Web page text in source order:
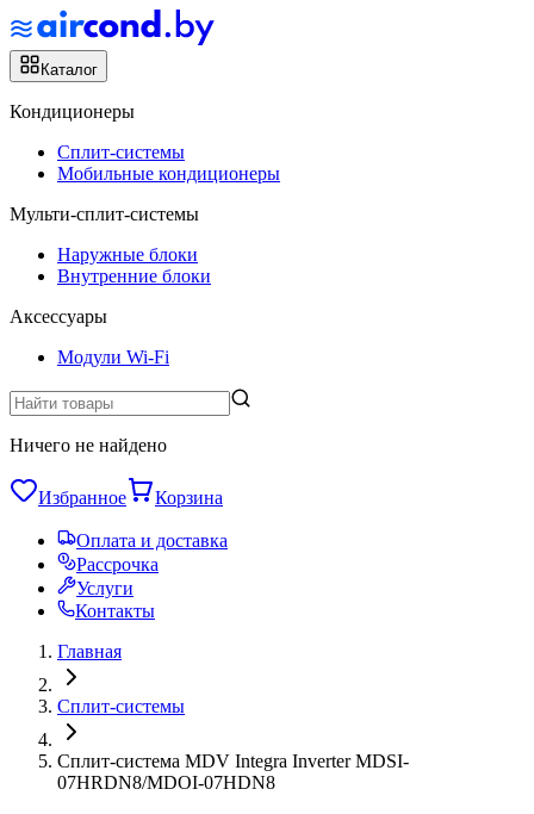
Каталог
Кондиционеры
Сплит-системы
Мобильные кондиционеры
Мульти-сплит-системы
Наружные блоки
Внутренние блоки
Аксессуары
Модули Wi-Fi
Ничего не найдено
Избранное Корзина
Оплата и доставка
Рассрочка
Услуги
Контакты
Главная
Сплит-системы
Сплит-система MDV Integra Inverter MDSI-
07HRDN8/MDOI-07HDN8